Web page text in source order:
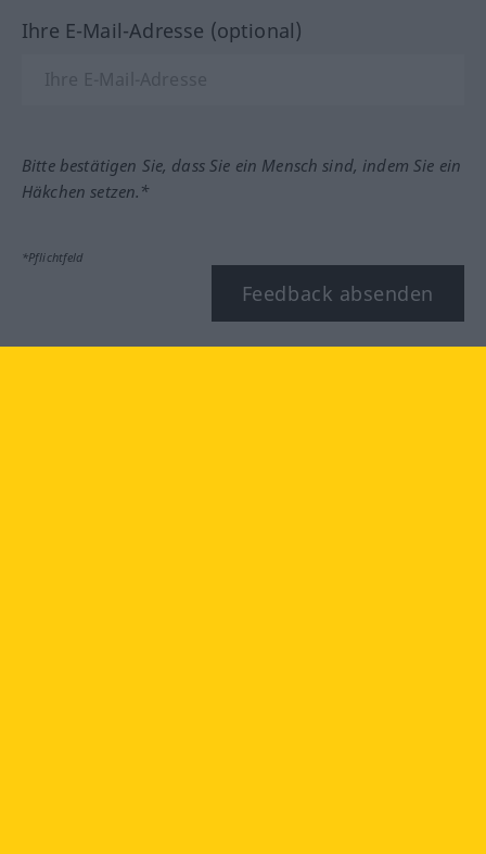
Ihre E-Mail-Adresse (optional)
Bitte bestätigen Sie, dass Sie ein Mensch sind, indem Sie ein
Häkchen setzen.*
*Pflichtfeld
Feedback absenden